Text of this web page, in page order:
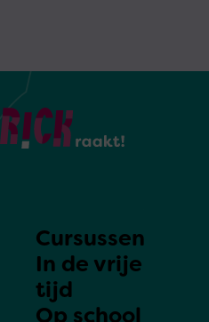
Cursussen
In de vrije
tijd
Op school